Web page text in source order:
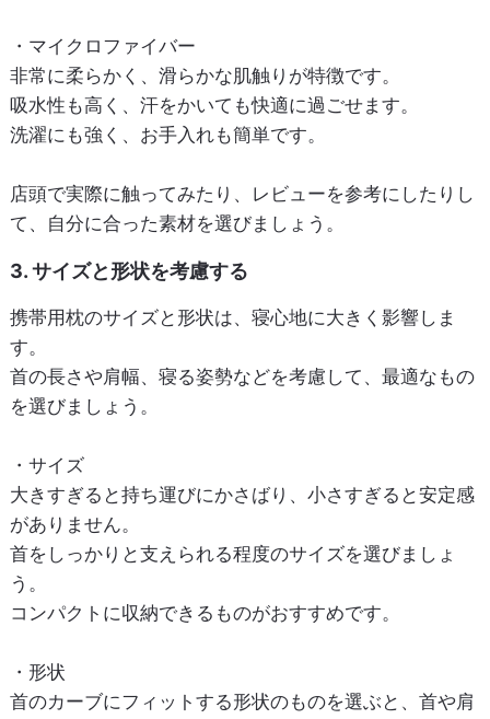
・マイクロファイバー
非常に柔らかく、滑らかな肌触りが特徴です。
吸水性も高く、汗をかいても快適に過ごせます。
洗濯にも強く、お手入れも簡単です。
店頭で実際に触ってみたり、レビューを参考にしたりし
て、自分に合った素材を選びましょう。
3. サイズと形状を考慮する
携帯用枕のサイズと形状は、寝心地に大きく影響しま
す。
首の長さや肩幅、寝る姿勢などを考慮して、最適なもの
を選びましょう。
・サイズ
大きすぎると持ち運びにかさばり、小さすぎると安定感
がありません。
首をしっかりと支えられる程度のサイズを選びましょ
う。
コンパクトに収納できるものがおすすめです。
・形状
首のカーブにフィットする形状のものを選ぶと、首や肩